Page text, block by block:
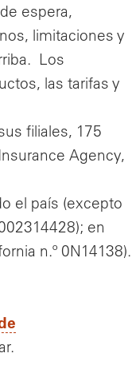
espera,
limitaciones y
Los
las tarifas y
filiales, 175
Agency,
el país (excepto
en
n.º 0N14138).